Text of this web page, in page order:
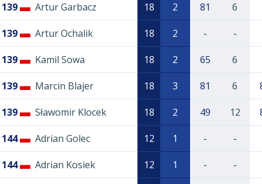
139 Artur Garbacz 18 2 81 6
139 Artur Ochalik 18 2 - -
139 Kamil Sowa 18 2 65 6
139 Marcin Blajer 18 3 81 6
139 Sławomir Klocek 18 2 49 12
144 Adrian Golec 12 1 - -
144 Adrian Kosiek 12 1 - -